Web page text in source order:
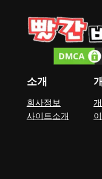
소개
회사정보
사이트소개